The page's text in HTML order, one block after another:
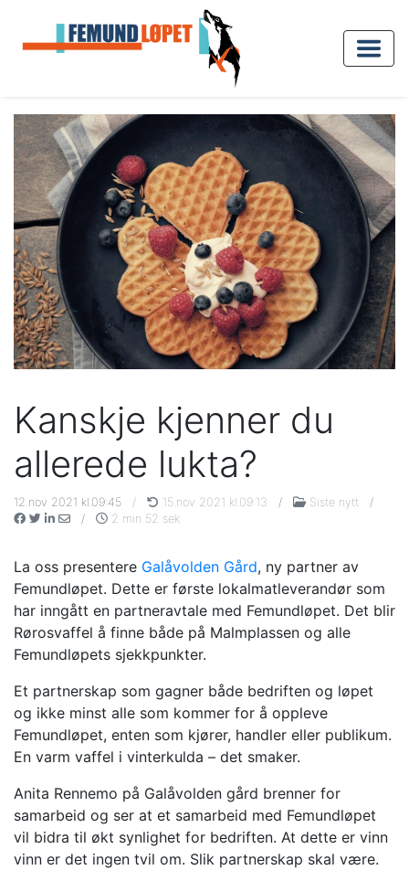
Kanskje kjenner du
allerede lukta?
12.nov 2021 kl.09:45 / 15.nov 2021 kl.09:13 / Siste nytt
/
/
2 min 52 sek
La oss presentere Galåvolden Gård, ny partner av
Femundløpet. Dette er første lokalmatleverandør som
har inngått en partneravtale med Femundløpet. Det blir
Rørosvaffel å finne både på Malmplassen og alle
Femundløpets sjekkpunkter.
Et partnerskap som gagner både bedriften og løpet
og ikke minst alle som kommer for å oppleve
Femundløpet, enten som kjører, handler eller publikum.
En varm vaffel i vinterkulda – det smaker.
Anita Rennemo på Galåvolden gård brenner for
samarbeid og ser at et samarbeid med Femundløpet
vil bidra til økt synlighet for bedriften. At dette er vinn
vinn er det ingen tvil om. Slik partnerskap skal være.